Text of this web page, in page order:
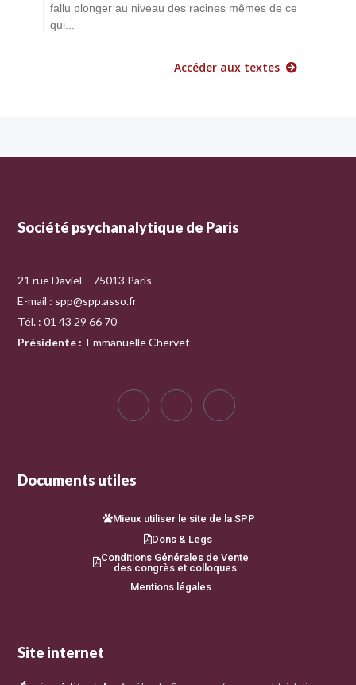
fallu plonger au niveau des racines mêmes de ce
qui...
Accéder aux textes
Société psychanalytique de Paris
21 rue Daviel – 75013 Paris
E-mail : spp@spp.asso.fr
Tél. : 01 43 29 66 70
Présidente : Emmanuelle Chervet
Documents utiles
Mieux utiliser le site de la SPP
Dons & Legs
Conditions Générales de Vente
des congrès et colloques
Mentions légales
Site internet